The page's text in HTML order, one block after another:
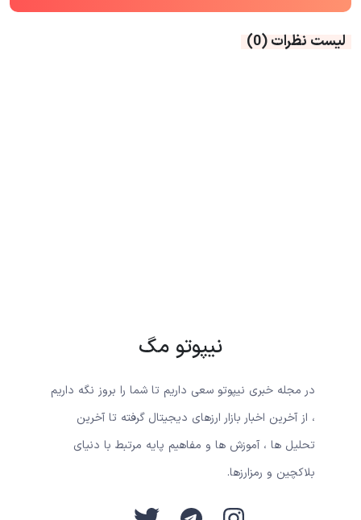
لیست نظرات(0)
نیپوتو مگ
در مجله خبری نیپوتو سعی داریم تا شما را بروز نگه داریم
، از آخرین اخبار بازار ارزهای دیجیتال گرفته تا آخرین
تحلیل ها ، آموزش ها و مفاهیم پایه مرتبط با دنیای
بلاکچین و رمزارزها.